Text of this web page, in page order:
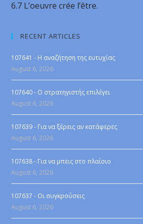
6.7 L’oeuvre crée l’être.
RECENT ARTICLES
107641 - Η αναζήτηση της ευτυχίας
August 6, 2026
107640 - Ο στρατηγιστής επιλέγει
August 6, 2026
107639 - Για να ξέρεις αν κατάφερες
August 6, 2026
107638 - Για να μπεις στο πλαίσιο
August 6, 2026
107637 - Οι συγκρούσεις
August 6, 2026